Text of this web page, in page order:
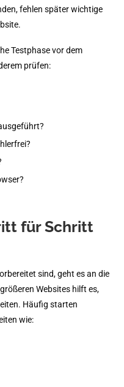
fehlen später wichtige
Testphase vor dem
prüfen:
für Schritt
sind, geht es an die
Websites hilft es,
Häufig starten
wie: